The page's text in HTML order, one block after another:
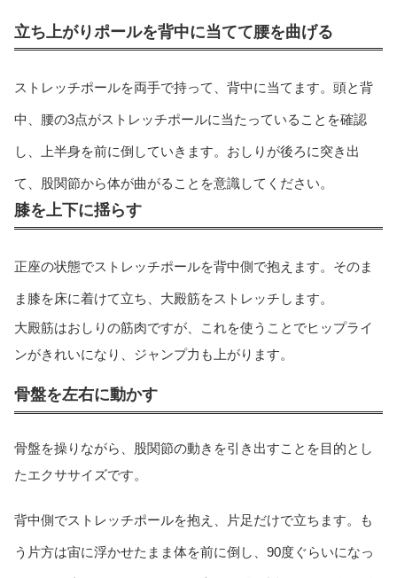
立ち上がりポールを背中に当てて腰を曲げる
ストレッチポールを両手で持って、背中に当てます。頭と背
中、腰の3点がストレッチポールに当たっていることを確認
し、上半身を前に倒していきます。おしりが後ろに突き出
て、股関節から体が曲がることを意識してください。
膝を上下に揺らす
正座の状態でストレッチポールを背中側で抱えます。そのま
ま膝を床に着けて立ち、大殿筋をストレッチします。
大殿筋はおしりの筋肉ですが、これを使うことでヒップライ
ンがきれいになり、ジャンプ力も上がります。
骨盤を左右に動かす
骨盤を操りながら、股関節の動きを引き出すことを目的とし
たエクササイズです。
背中側でストレッチポールを抱え、片足だけで立ちます。も
う片方は宙に浮かせたまま体を前に倒し、90度ぐらいになっ